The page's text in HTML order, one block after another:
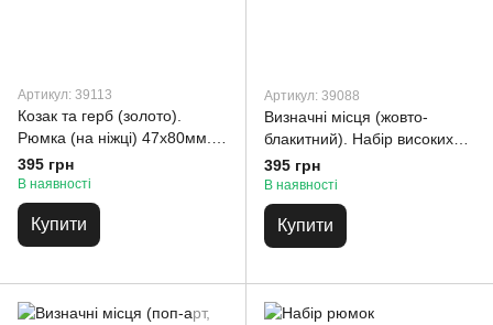
Артикул: 39113
Козак та герб (золото).
Рюмка (на ніжці) 47х80мм.
Металева
395 грн
В наявності
Купити
Артикул: 39088
Визначні місця (жовто-
блакитний). Набір високих
рюмок 50мл (3шт)
395 грн
В наявності
Купити